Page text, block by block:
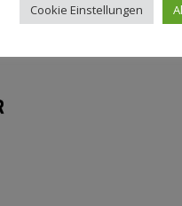
Cookie Einstellungen